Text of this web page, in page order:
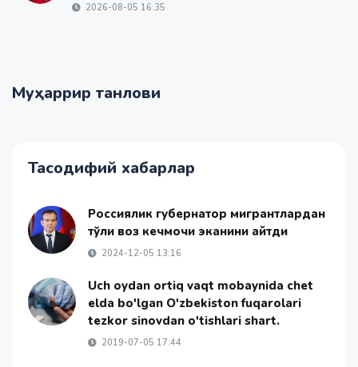
2026-08-05 16:35
Муҳаррир танлови
Тасодифий хабарлар
Россиялик губернатор мигрантлардан
тўлиқ воз кечмоқчи эканини айтди
2024-12-05 13:16
Uch oydan ortiq vaqt mobaynida chet
elda bo'lgan O'zbekiston fuqarolari
tezkor sinovdan o'tishlari shart.
2019-07-05 17:44